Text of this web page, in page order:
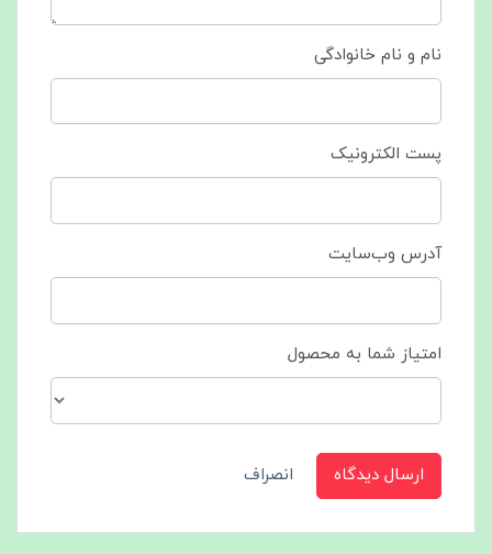
نام و نام خانوادگی
پست الکترونیک
آدرس وب‌سایت
امتیاز شما به محصول
ارسال دیدگاه انصراف